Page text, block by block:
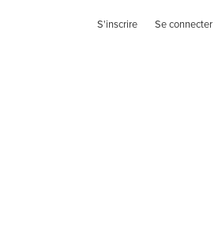
S'inscrire Se connecter